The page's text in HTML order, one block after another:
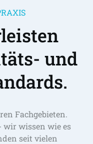
und
Fachgebieten.
wir wissen wie es
seit vielen